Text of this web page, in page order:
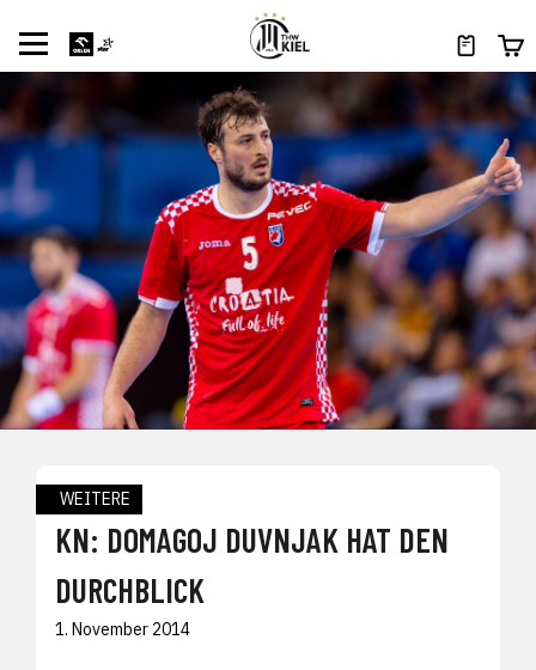
WEITERE
KN: DOMAGOJ DUVNJAK HAT DEN
DURCHBLICK
1. November 2014